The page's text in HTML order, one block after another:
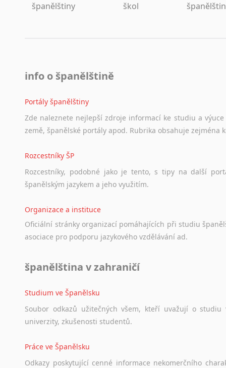
španělštiny
škol
info o španělštině
Portály španělštiny
Zde naleznete nejlepší zdroje informací ke studiu a výuce
země, španělské portály apod. Rubrika obsahuje zejména
Rozcestníky ŠP
Rozcestníky, podobné jako je tento, s tipy na další
španělským jazykem a jeho využitím.
Organizace a instituce
Oficiální stránky organizací pomáhajících při studiu
asociace pro podporu jazykového vzdělávání ad.
španělština v zahraničí
Studium ve Španělsku
Soubor odkazů užitečných všem, kteří uvažují o studiu
univerzity, zkušenosti studentů.
Práce ve Španělsku
Odkazy poskytující cenné informace nekomerčního